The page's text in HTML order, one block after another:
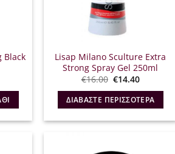
Black
Lisap Milano Sculture Extra
Strong Spray Gel 250ml
€16.00 Original
was:
€16.00.
€14.40Η
τιμή
είναι:
€14.40.
ΔΙΑΒΆΣΤΕ ΠΕΡΙΣΣΌΤΕΡΑ